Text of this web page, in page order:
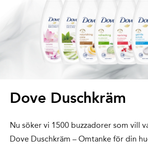
Dove Duschkräm
Nu söker vi 1500 buzzadorer som vill
Dove Duschkräm – Omtanke för din